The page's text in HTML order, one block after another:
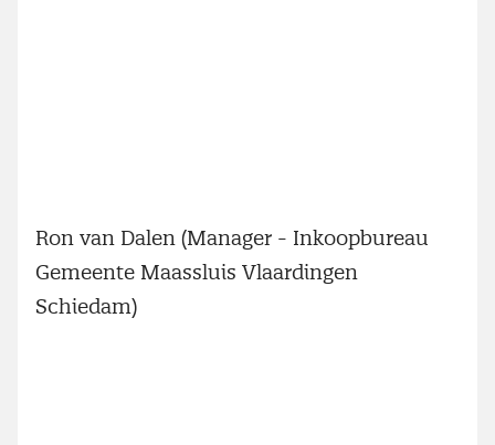
Ron van Dalen (Manager - Inkoopbureau
Gemeente Maassluis Vlaardingen
Schiedam)